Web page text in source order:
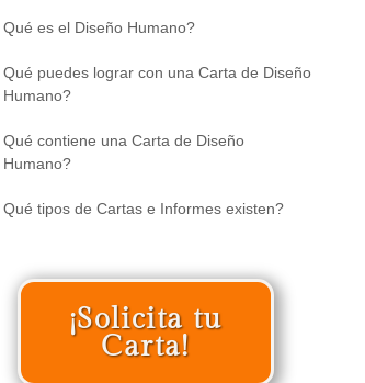
Qué es el Diseño Humano?
Qué puedes lograr con una Carta de Diseño
Humano?
Qué contiene una Carta de Diseño
Humano?
Qué tipos de Cartas e Informes existen?
¡Solicita tu
Carta!